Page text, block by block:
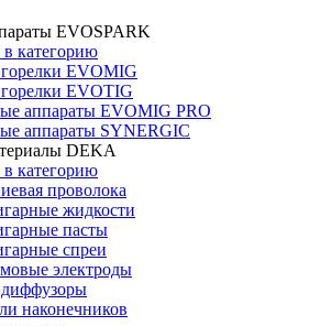
EVOSPARK
категорию
EVOMIG
EVOTIG
аппараты EVOMIG PRO
аппараты SYNERGIC
DEKA
категорию
проволока
жидкости
пасты
спреи
электроды
наконечников